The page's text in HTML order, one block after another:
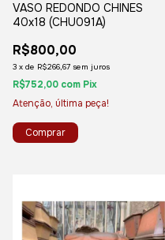
VASO REDONDO CHINES
40x18 (CHU091A)
R$800,00
3 x de R$266,67 sem juros
R$752,00 com Pix
Atenção, última peça!